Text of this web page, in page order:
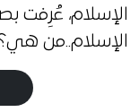
الإسلام، عُرِفت
الإسلام..من